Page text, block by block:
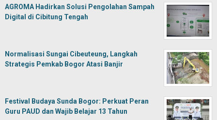
AGROMA Hadirkan Solusi Pengolahan Sampah
Digital di Cibitung Tengah
Normalisasi Sungai Cibeuteung, Langkah
Strategis Pemkab Bogor Atasi Banjir
Festival Budaya Sunda Bogor: Perkuat Peran
Guru PAUD dan Wajib Belajar 13 Tahun